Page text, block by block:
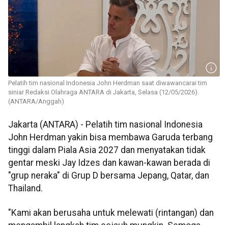
Pelatih tim nasional Indonesia John Herdman saat diwawancarai tim
siniar Redaksi Olahraga ANTARA di Jakarta, Selasa (12/05/2026).
(ANTARA/Anggah)
Jakarta (ANTARA) - Pelatih tim nasional Indonesia
John Herdman yakin bisa membawa Garuda terbang
tinggi dalam Piala Asia 2027 dan menyatakan tidak
gentar meski Jay Idzes dan kawan-kawan berada di
"grup neraka" di Grup D bersama Jepang, Qatar, dan
Thailand.
"Kami akan berusaha untuk melewati (rintangan) dan